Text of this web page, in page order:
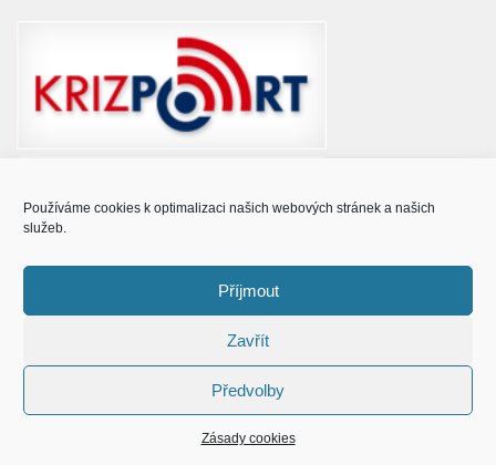
Používáme cookies k optimalizaci našich webových stránek a našich
služeb.
Příjmout
Zavřít
Předvolby
Zásady cookies
© Obec Prušánky 2015 - 2023